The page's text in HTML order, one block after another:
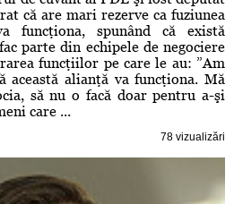
că are mari rezerve ca fuziunea
spunând că există
parte din echipele de negociere
funcţiilor pe care le au: ”Am
această alianţă va funcţiona. Mă
să nu o facă doar pentru a-şi
care ...
78 vizualizări